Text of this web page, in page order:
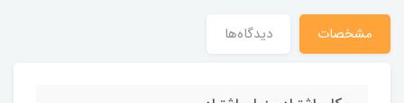
مشخصات دیدگاه‌ها